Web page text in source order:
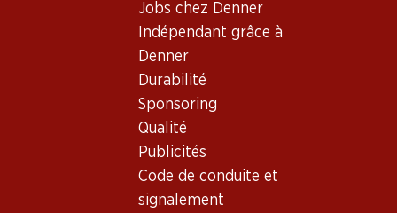
Jobs chez Denner
Indépendant grâce à
Denner
Durabilité
Sponsoring
Qualité
Publicités
Code de conduite et
signalement
Température de dégustation